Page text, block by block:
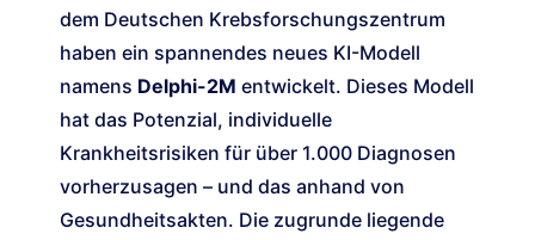
dem Deutschen Krebsforschungszentrum
haben ein spannendes neues KI-Modell
namens Delphi-2M entwickelt. Dieses Modell
hat das Potenzial, individuelle
Krankheitsrisiken für über 1.000 Diagnosen
vorherzusagen – und das anhand von
Gesundheitsakten. Die zugrunde liegende